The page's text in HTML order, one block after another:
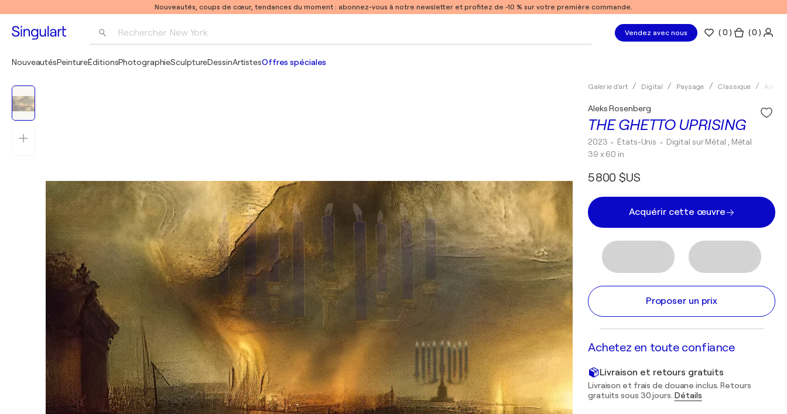
Nouveautés, coups de cœur, tendances du moment : abonnez-vous à notre newsletter et profitez de -10 % sur votre première commande.
Rechercher New York Vendez avec nous (0 ) ( 0 )
NouveautésPeintureÉditionsPhotographieSculptureDessinArtistesOffres spéciales
Galerie d'art Digital Paysage Classique Aleks
THE GHETTO UPRISING
Aleks Rosenberg
2023 • États-Unis • Digital sur Métal , Métal
39 x 60 in
5 800 $US
Acquérir cette œuvre
Proposer un prix
Achetez en toute confiance
Livraison et retours gratuits
Livraison et frais de douane inclus. Retours
gratuits sous 30 jours. Détails